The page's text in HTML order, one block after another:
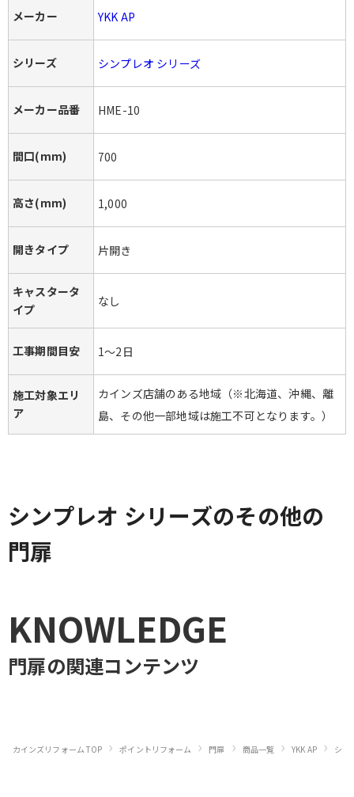
メーカー YKK AP
シリーズ シンプレオ シリーズ
メーカー品番 HME-10
間口(mm) 700
高さ(mm) 1,000
開きタイプ 片開き
キャスタータ
イプ
なし
工事期間目安 1～2日
施工対象エリ
ア
カインズ店舗のある地域（※北海道、沖縄、離
島、その他一部地域は施工不可となります。）
シンプレオ シリーズのその他の
門扉
KNOWLEDGE
門扉の関連コンテンツ
カインズリフォーム TOP › ポイントリフォーム › 門扉 › 商品一覧 › YKK AP › シン